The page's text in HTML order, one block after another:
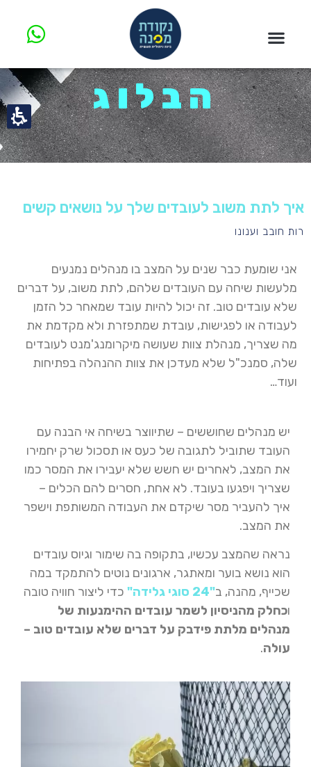
הבלוג
איך לתת משוב לעובדים שלך על נושאים קשים
רות חובב וענונו
אני שומעת כבר שנים על המצב בו מנהלים נמנעים
מלעשות שיחה עם העובדים שלהם, לתת משוב, על דברים
שלא עובדים טוב. זה יכול להיות עובד שמאחר כל הזמן
לעבודה או לפגישות, עובדת שמתפזרת ולא מקדמת את
מה שצריך, מנהלת צוות שעושה מיקרומנג'מנט לעובדים
שלה, סמנכ"ל שלא מעדכן את צוות ההנהלה בפתיחות
ועוד…
יש מנהלים שחוששים – שתיווצר בשיחה אי הבנה עם
העובד שתוביל לתגובה של כעס או תסכול שרק יחמירו
את המצב, לאחרים יש חשש שלא יעבירו את המסר כמו
שצריך ויפגעו בעובד. לא אחת, חסרים להם הכלים –
איך להעביר מסר שיקדם את העבודה המשותפת וישפר
את המצב.
נראה שהמצב עכשיו, בתקופה בה שימור וגיוס עובדים
הוא נושא בוער ומאתגר, ארגונים נוטים להתמקד במה
שכייף, מהנה, ב"24 סוגי גלידה"
כדי ליצור חוויה טובה
וכחלק מהניסיון לשמר עובדים ההימנעות של
מנהלים מלתת פידבק על דברים שלא עובדים טוב –
עולה.